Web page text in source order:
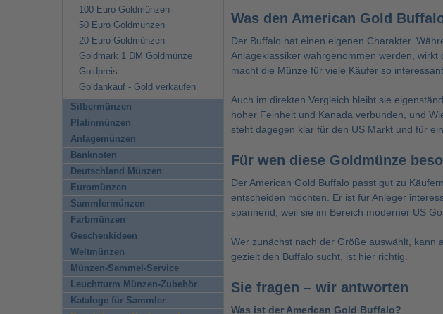
Was den American Gold
Der Buffalo hat einen eigenen Charakter.
Anlageklassiker wahrgenommen werden,
macht die Münze für viele Käufer so interessant.
Auch im direkten Vergleich bleibt sie
hoher Feinheit und Kanada verbunden, und
steht dagegen klar für den US Markt und für
Für wen diese Goldmünze
Der American Gold Buffalo passt gut zu
entscheiden möchten. Er ist für Anleger
spannend, weil sie im Bereich moderner US
Wer zunächst nach der Größe auswählt, kann
gezielt den Buffalo sucht, ist hier richtig.
Sie fragen – wir antworten
Was ist der American Gold Buffalo?
100 Euro Goldmünzen
50 Euro Goldmünzen
20 Euro Goldmünzen
Goldmark 1 DM Goldmünze
Goldpreis
Goldankauf - Gold verkaufen
Silbermünzen
Platinmünzen
Anlagemünzen
Banknoten
Deutschland Münzen
Euromünzen
Sammlermünzen
Farbmünzen
Geschenkideen
Weltmünzen
Münzen-Sammel-Service
Leuchtturm Münzen-Zubehör
Kataloge für Sammler